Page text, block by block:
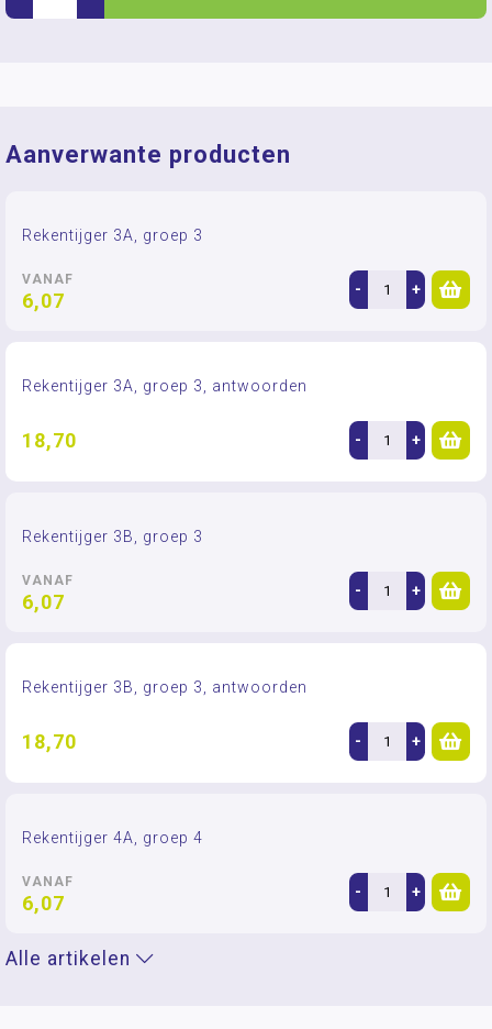
Aanverwante producten
Rekentijger 3A, groep 3
VANAF
6,07 - +
Rekentijger 3A, groep 3, antwoorden
18,70 - +
Rekentijger 3B, groep 3
VANAF
6,07 - +
Rekentijger 3B, groep 3, antwoorden
18,70 - +
Rekentijger 4A, groep 4
VANAF
6,07 - +
Alle artikelen